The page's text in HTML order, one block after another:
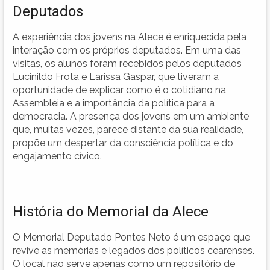
Deputados
A experiência dos jovens na Alece é enriquecida pela
interação com os próprios deputados. Em uma das
visitas, os alunos foram recebidos pelos deputados
Lucinildo Frota e Larissa Gaspar, que tiveram a
oportunidade de explicar como é o cotidiano na
Assembleia e a importância da política para a
democracia. A presença dos jovens em um ambiente
que, muitas vezes, parece distante da sua realidade,
propõe um despertar da consciência política e do
engajamento cívico.
História do Memorial da Alece
O Memorial Deputado Pontes Neto é um espaço que
revive as memórias e legados dos políticos cearenses.
O local não serve apenas como um repositório de